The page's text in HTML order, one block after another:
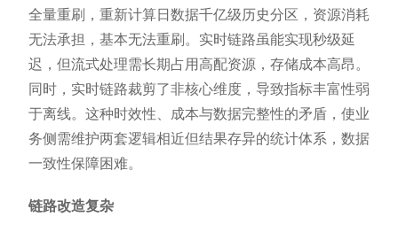
全量重刷，重新计算日数据千亿级历史分区，资源消耗
无法承担，基本无法重刷。实时链路虽能实现秒级延
迟，但流式处理需长期占用高配资源，存储成本高昂。
同时，实时链路裁剪了非核心维度，导致指标丰富性弱
于离线。这种时效性、成本与数据完整性的矛盾，使业
务侧需维护两套逻辑相近但结果存异的统计体系，数据
一致性保障困难。
链路改造复杂